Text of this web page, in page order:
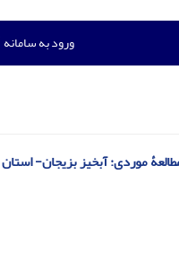
ورود به سامانه
موردی: آبخیز بزیجان-